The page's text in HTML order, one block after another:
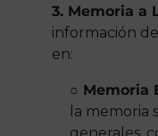
3. Memoria a
información
en:
○ Memoria
la memoria